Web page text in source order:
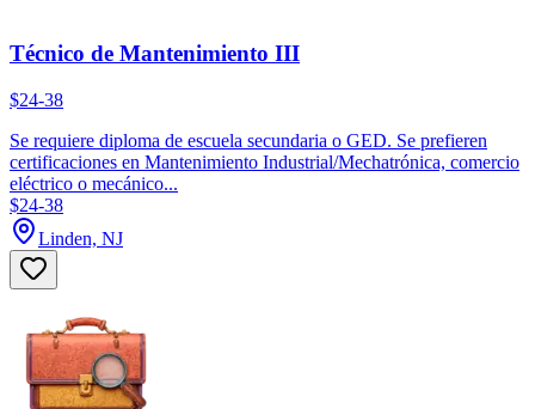
Técnico de Mantenimiento III
$24-38
Se requiere diploma de escuela secundaria o GED. Se prefieren
certificaciones en Mantenimiento Industrial/Mechatrónica, comercio
eléctrico o mecánico...
$24-38
Linden, NJ